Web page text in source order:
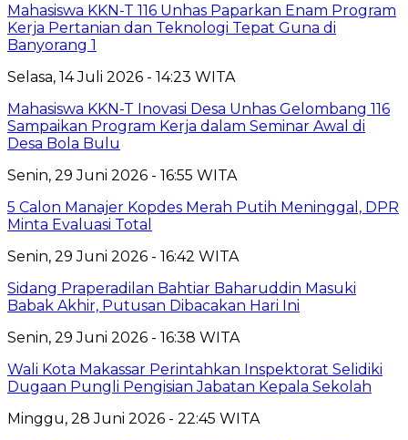
Mahasiswa KKN-T 116 Unhas Paparkan Enam Program
Kerja Pertanian dan Teknologi Tepat Guna di
Banyorang 1
Selasa, 14 Juli 2026 - 14:23 WITA
Mahasiswa KKN-T Inovasi Desa Unhas Gelombang 116
Sampaikan Program Kerja dalam Seminar Awal di
Desa Bola Bulu
Senin, 29 Juni 2026 - 16:55 WITA
5 Calon Manajer Kopdes Merah Putih Meninggal, DPR
Minta Evaluasi Total
Senin, 29 Juni 2026 - 16:42 WITA
Sidang Praperadilan Bahtiar Baharuddin Masuki
Babak Akhir, Putusan Dibacakan Hari Ini
Senin, 29 Juni 2026 - 16:38 WITA
Wali Kota Makassar Perintahkan Inspektorat Selidiki
Dugaan Pungli Pengisian Jabatan Kepala Sekolah
Minggu, 28 Juni 2026 - 22:45 WITA